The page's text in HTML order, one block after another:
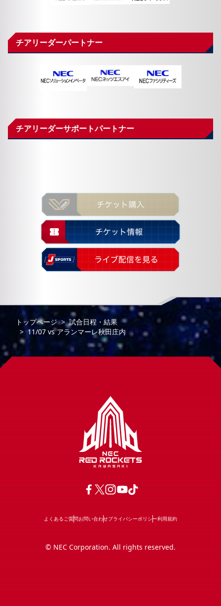
チアリーダーパートナー
チアリーダーサポートパートナー
トップページ
試合日程・結果
11/07 vsアランマーレ秋田庄内
よくあるご質問お問い合わせプライバシーポリシー利用規約
© NEC Corporation. All rights reserved.